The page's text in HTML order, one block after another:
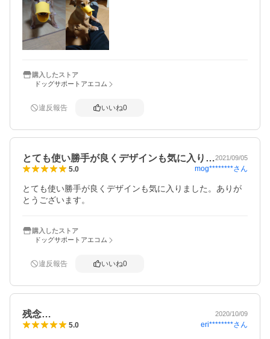
購入したストア
ドッグサポートアエコム
違反報告 いいね0
とても使い勝手が良くデザインも気に入り…2021/09/05
5.0 mog********さん
とても使い勝手が良くデザインも気に入りました。ありが
とうございます。
購入したストア
ドッグサポートアエコム
違反報告 いいね0
残念… 2020/10/09
5.0 eri********さん